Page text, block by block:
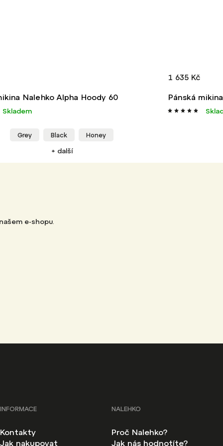
Pánská mikina Nalehko Hayduke Pull-on
e-shopu.
INFORMACE
Kontakty
Jak nakupovat
NALEHKO
Proč Nalehko?
Jak nás hodnotíte?